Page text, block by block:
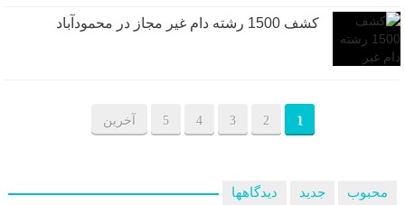
کشف 1500 رشته دام غیر مجاز در محمودآباد
1
2
3
4
5 آخرین
محبوب جدید دیدگاهها